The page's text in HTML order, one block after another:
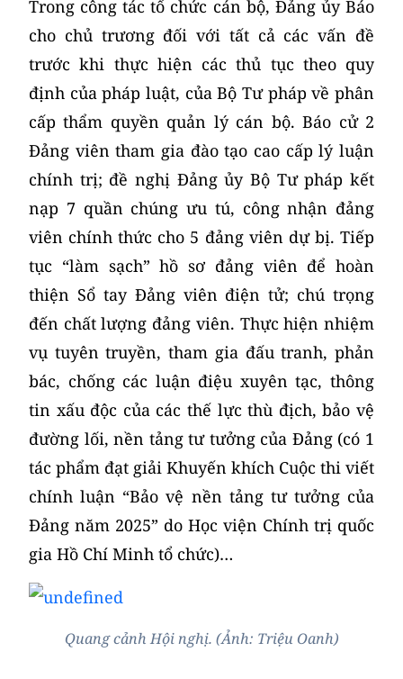
­Trong công tác tổ chức cán bộ, Đảng ủy Báo
cho chủ trương đối với tất cả các vấn đề
trước khi thực hiện các thủ tục theo quy
định của pháp luật, của Bộ Tư pháp về phân
cấp thẩm quyền quản lý cán bộ. Báo cử 2
Đảng viên tham gia đào tạo cao cấp lý luận
chính trị; đề nghị Đảng ủy Bộ Tư pháp kết
nạp 7 quần chúng ưu tú, công nhận đảng
viên chính thức cho 5 đảng viên dự bị. Tiếp
tục “làm sạch” hồ sơ đảng viên để hoàn
thiện Sổ tay Đảng viên điện tử; chú trọng
đến chất lượng đảng viên. Thực hiện nhiệm
vụ tuyên truyền, tham gia đấu tranh, phản
bác, chống các luận điệu xuyên tạc, thông
tin xấu độc của các thế lực thù địch, bảo vệ
đường lối, nền tảng tư tưởng của Đảng (có 1
tác phẩm đạt giải Khuyến khích Cuộc thi viết
chính luận “Bảo vệ nền tảng tư tưởng của
Đảng năm 2025” do Học viện Chính trị quốc
gia Hồ Chí Minh tổ chức)…
Quang cảnh Hội nghị. (Ảnh: Triệu Oanh)